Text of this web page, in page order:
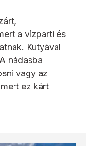
a vízparti és
Kutyával
nádasba
vagy az
ez kárt